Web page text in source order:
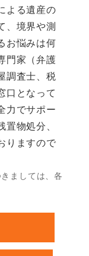
よる遺産の
、境界や測
お悩みは何
門家（弁護
調査士、税
口となって
力でサポー
物処分、
りますので
ましては、各